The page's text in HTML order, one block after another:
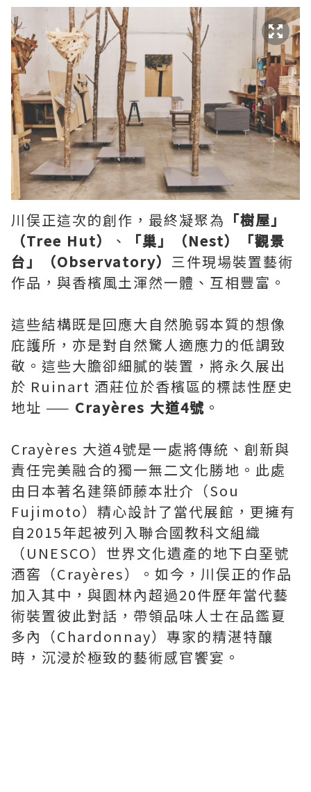
川俣正這次的創作，最終凝聚為 「樹屋」
（Tree Hut）
、
「巢」（Nest）「觀景
台」（Observatory） 三件現場裝置藝術
作品，與香檳風土渾然一體、互相豐富。
這些結構既是回應大自然脆弱本質的想像
庇護所，亦是對自然驚人適應力的低調致
敬。這些大膽卻細膩的裝置，將永久展出
於 Ruinart 酒莊位於香檳區的標誌性歷史
地址 —— Crayères 大道4號 。
Crayères 大道4號是一處將傳統、創新與
責任完美融合的獨一無二文化勝地。此處
由日本著名建築師藤本壯介（Sou
Fujimoto）精心設計了當代展館，更擁有
自2015年起被列入聯合國教科文組織
（UNESCO）世界文化遺產的地下白堊號
酒窖（Crayères）。如今，川俣正的作品
加入其中，與園林內超過20件歷年當代藝
術裝置彼此對話，帶領品味人士在品鑑夏
多內（Chardonnay）專家的精湛特釀
時，沉浸於極致的藝術感官饗宴。